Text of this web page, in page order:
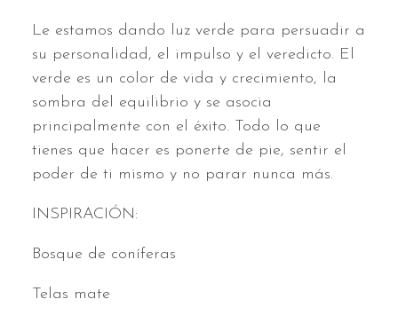
Le estamos dando luz verde para persuadir a
su personalidad, el impulso y el veredicto. El
verde es un color de vida y crecimiento, la
sombra del equilibrio y se asocia
principalmente con el éxito. Todo lo que
tienes que hacer es ponerte de pie, sentir el
poder de ti mismo y no parar nunca más.
INSPIRACIÓN:
Bosque de coníferas
Telas mate